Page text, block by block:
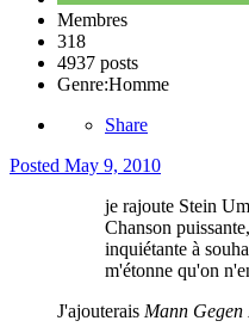
Membres
318
4937 posts
Genre:Homme
Share
Posted May 9, 2010
je rajoute Stein
Chanson
inquiétante à
m'étonne qu'on
J'ajouterais Mann Gegen